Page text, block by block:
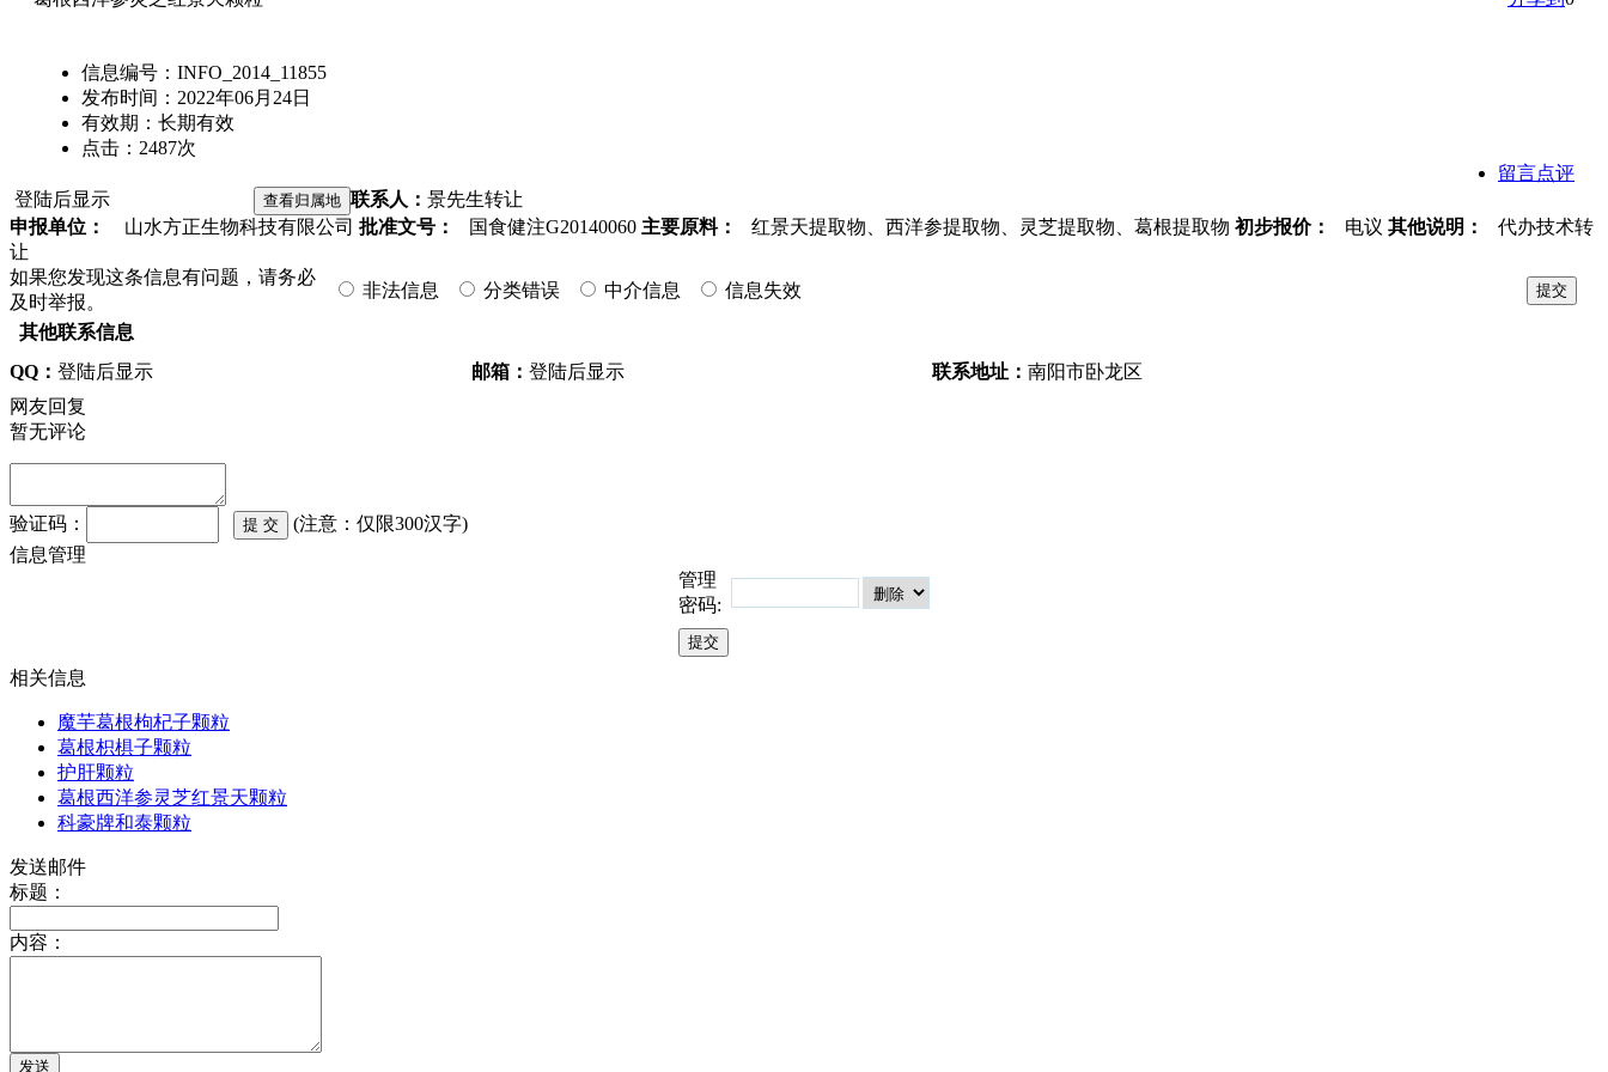
信息编号： INFO_2014_11855
发布时间： 2022年06月24日
有效期： 长期有效
点击： 2487次
留言点评
登陆后显示
联系人： 景先生转让
申报单位：
山水方正生物科技有限公司 批准文号： 国食健注G20140060 主要原料： 红景天提取物、西洋参提取物、灵芝提取物、葛根提取物 初步报价： 电议 其他说明：
代办技术转
让
如果您发现这条信息有问题，请务必
及时举报。
非法信息 分类错误 中介信息 信息失效
其他联系信息
QQ： 登陆后显示 邮箱： 登陆后显示 联系地址： 南阳市卧龙区
网友回复
暂无评论
验证码：
(注意：仅限300汉字)
信息管理
管理
密码:
相关信息
魔芋葛根枸杞子颗粒
葛根枳椇子颗粒
护肝颗粒
葛根西洋参灵芝红景天颗粒
科豪牌和泰颗粒
发送邮件
标题：
内容：